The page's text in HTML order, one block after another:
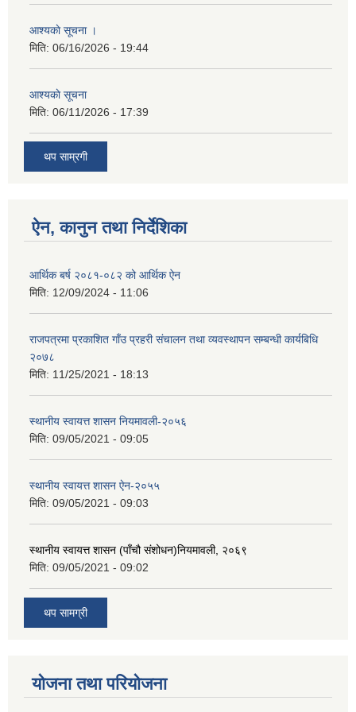
आश्यकाे सूचना ।
मिति: 06/16/2026 - 19:44
आश्यकाे सूचना
मिति: 06/11/2026 - 17:39
थप साम्रगी
ऐन, कानुन तथा निर्देशिका
आर्थिक बर्ष २०८१-०८२ को आर्थिक ऐन
मिति: 12/09/2024 - 11:06
राजपत्रमा प्रकाशित गाँउ प्रहरी संचालन तथा व्यवस्थापन सम्बन्धी कार्यबिधि
२०७८
मिति: 11/25/2021 - 18:13
स्थानीय स्वायत्त शासन नियमावली-२०५६
मिति: 09/05/2021 - 09:05
स्थानीय स्वायत्त शासन ए‍ेन-२०५५
मिति: 09/05/2021 - 09:03
स्थानीय स्वायत्त शासन (पाँचौ संशोधन)नियमावली, २०६९
मिति: 09/05/2021 - 09:02
थप सामग्री
योजना तथा परियोजना